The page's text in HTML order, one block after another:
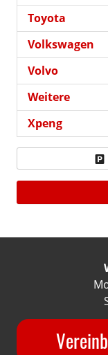
Toyota
Volkswagen
Volvo
Weitere
Xpeng